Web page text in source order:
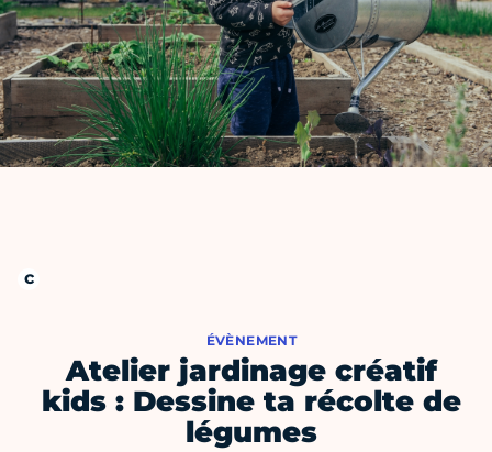
ÉVÈNEMENT
Atelier jardinage créatif
kids : Dessine ta récolte de
légumes